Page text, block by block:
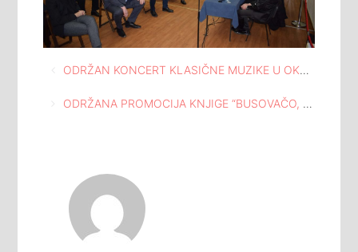
Navigacija
članaka
ODRŽAN KONCERT KLASIČNE MUZIKE U OKVIRU MANIFESTACIJE “NAPRETKOVI DANI” U MEĐUNARODNOJ GALERIJI PORTRETA TUZLA
ODRŽANA PROMOCIJA KNJIGE “BUSOVAČO, LIJEPA SI KO RUŽA”, AUTORA IVANA KRIŽANOVIĆA U SKLOPU NAPRETKOVIH DANA